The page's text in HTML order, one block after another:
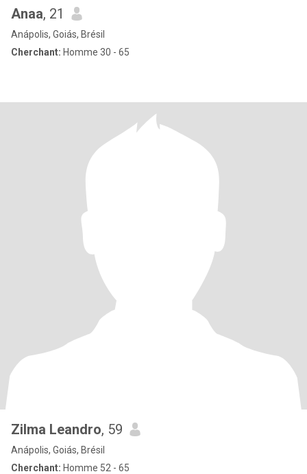
Anaa, 21
Anápolis, Goiás, Brésil
Cherchant: Homme 30 - 65
Zilma Leandro, 59
Anápolis, Goiás, Brésil
Cherchant: Homme 52 - 65